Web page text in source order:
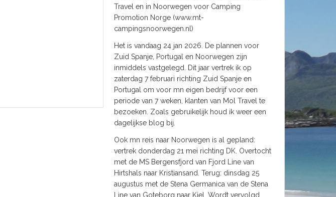
Travel en in Noorwegen voor Camping
Promotion Norge (www.mt-
campingsnoorwegen.nl)
Het is vandaag 24 jan 2026. De plannen voor
Zuid Spanje, Portugal en Noorwegen zijn
inmiddels vastgelegd. Dit jaar vertrek ik op
zaterdag 7 februari richting Zuid Spanje en
Portugal om voor mn eigen bedrijf voor een
periode van 7 weken, klanten van Mol Travel te
bezoeken. Zoals gebruikelijk houd ik weer een
dagelijkse blog bij.
Ook mn reis naar Noorwegen is al gepland:
vertrek donderdag 21 mei richting DK. Overtocht
met de MS Bergensfjord van Fjord Line van
Hirtshals naar Kristiansand. Terug: dinsdag 25
augustus met de Stena Germanica van de Stena
Line van Goteborg naar Kiel. Wordt vervolgd.